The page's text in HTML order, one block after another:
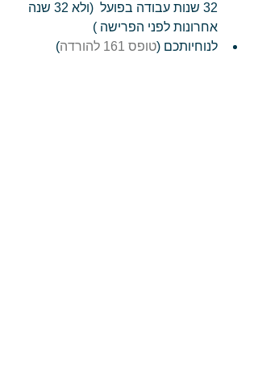
32 שנות עבודה בפועל  (ולא 32 שנה
אחרונות לפני הפרישה )
לנוחיותכם (טופס 161 להורדה )